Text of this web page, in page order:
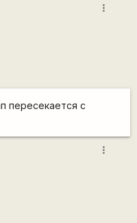
more_vert
пересекается с
more_vert